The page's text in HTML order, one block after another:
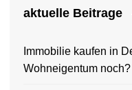
aktuelle Beitrage
Immobilie kaufen in
Wohneigentum noch?